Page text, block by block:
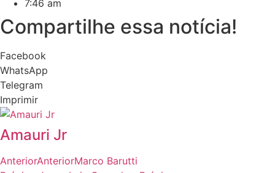
7:46 am
Compartilhe essa notícia!
Facebook
WhatsApp
Telegram
Imprimir
Amauri Jr
AnteriorAnteriorMarco Barutti